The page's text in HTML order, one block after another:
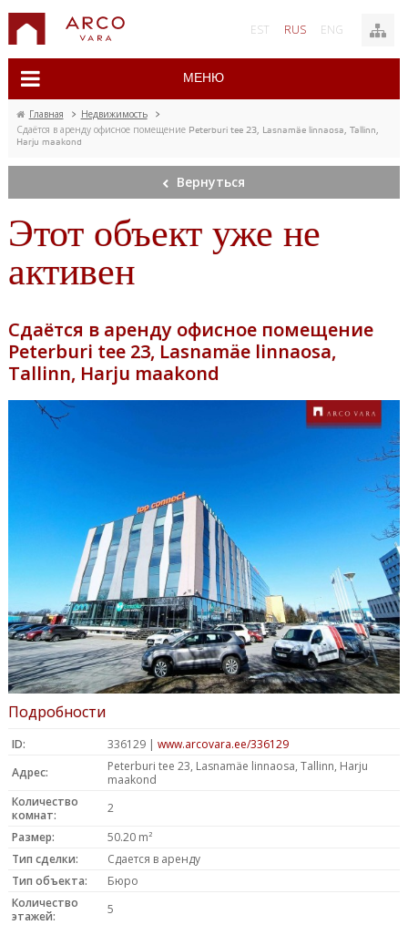
EST RUS ENG
МЕНЮ
Главная > Недвижимость
>
Сдаётся в аренду офисное помещение Peterburi tee 23, Lasnamäe linnaosa, Tallinn,
Harju maakond
Вернуться
Этот объект уже не
активен
Сдаётся в аренду офисное помещение
Peterburi tee 23, Lasnamäe linnaosa,
Tallinn, Harju maakond
Подробности
ID: 336129 | www.arcovara.ee/336129
Адрес:
Peterburi tee 23, Lasnamäe linnaosa, Tallinn, Harju
maakond
Количество
комнат:
2
Размер:
50.20 m²
Тип сделки:
Сдается в аренду
Тип объекта:
Бюро
Количество
этажей:
5